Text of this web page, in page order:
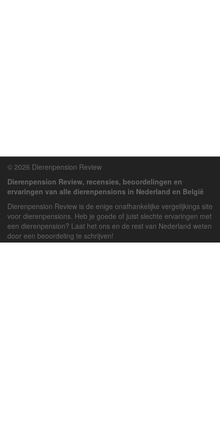
© 2026 Dierenpension Review
Dierenpension Review, recensies, beoordelingen en
ervaringen van alle dierenpensions in Nederland en België
Dierenpension Review is de enige onafhankelijke vergelijkings site
voor dierenpensions. Heb je goede of juist slechte ervaringen met
een dierenpension? Laat het ons en de rest van Nederland weten
door een beoordeling te schrijven!